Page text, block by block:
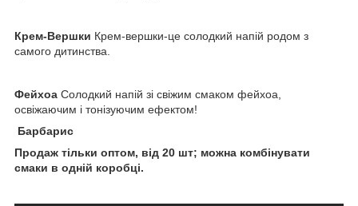
Крем-Вершки Крем-вершки-це солодкий напій родом з
самого дитинства.
Фейхоа Солодкий напій зі свіжим смаком фейхоа,
освіжаючим і тонізуючим ефектом!
Барбарис
Продаж тільки оптом, від 20 шт; можна комбінувати
смаки в одній коробці.